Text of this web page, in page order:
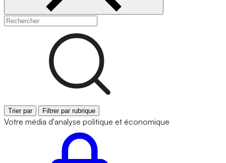
Trier par Filtrer par rubrique
Votre média d'analyse politique et économique